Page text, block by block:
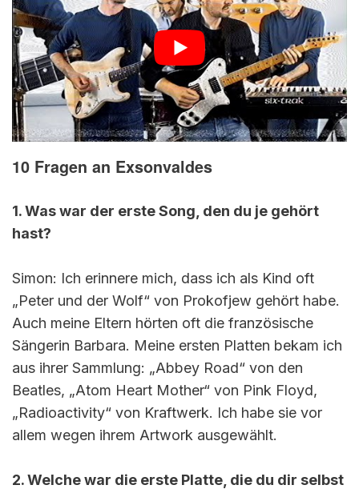
10 Fragen an Exsonvaldes
1. Was war der erste Song, den du je gehört
hast?
Simon: Ich erinnere mich, dass ich als Kind oft
„Peter und der Wolf“ von Prokofjew gehört habe.
Auch meine Eltern hörten oft die französische
Sängerin Barbara. Meine ersten Platten bekam ich
aus ihrer Sammlung: „Abbey Road“ von den
Beatles, „Atom Heart Mother“ von Pink Floyd,
„Radioactivity“ von Kraftwerk. Ich habe sie vor
allem wegen ihrem Artwork ausgewählt.
2. Welche war die erste Platte, die du dir selbst